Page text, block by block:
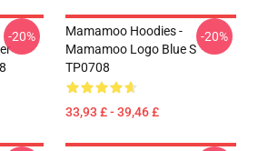
-20%
Mamamoo Hoodies -
Mamamoo Logo Blue S
TP0708
33,93 £ - 39,46 £
-20%